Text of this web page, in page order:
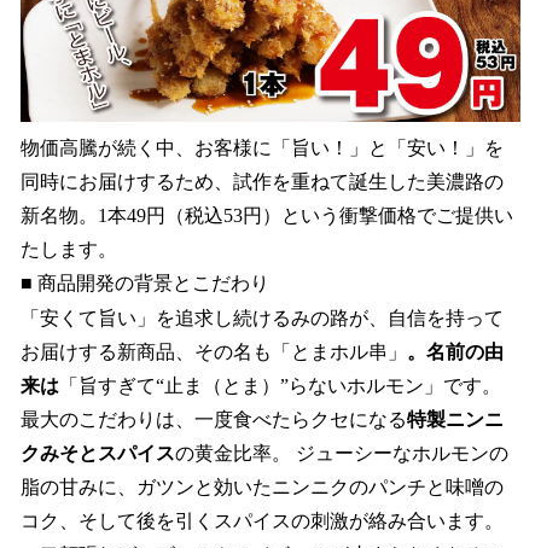
込
物価高騰が続く中、お客様に「旨い！」と「安い！」を
同時にお届けするため、試作を重ねて誕生した美濃路の
新名物。1本49円（税込53円）という衝撃価格でご提供い
たします。
■ 商品開発の背景とこだわり
「安くて旨い」を追求し続けるみの路が、自信を持って
お届けする新商品、その名も「とまホル串」 。名前の由
来は 「旨すぎて“止ま（とま）”らないホルモン」です。
最大のこだわりは、一度食べたらクセになる特製ニンニ
クみそとスパイスの黄金比率。 ジューシーなホルモンの
脂の甘みに、ガツンと効いたニンニクのパンチと味噌の
コク、そして後を引くスパイスの刺激が絡み合います。